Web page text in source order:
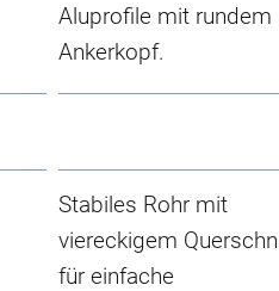
Aluprofile mit rundem
Ankerkopf.
Stabiles Rohr mit
viereckigem
für einfache